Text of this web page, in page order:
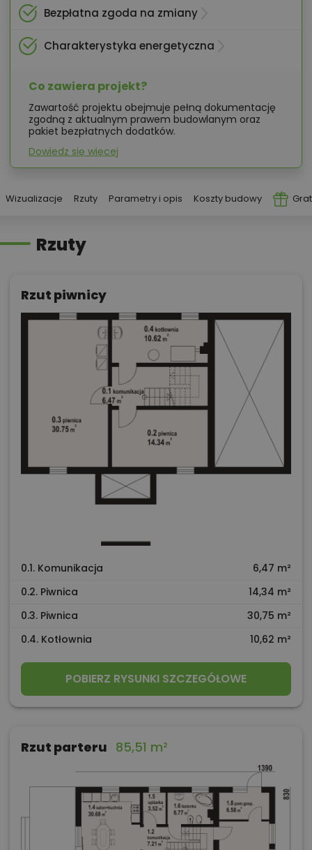
Bezpłatna zgoda na zmiany
Charakterystyka energetyczna
Co zawiera projekt?
Zawartość projektu obejmuje pełną dokumentację
zgodną z aktualnym prawem budowlanym oraz
pakiet bezpłatnych dodatków.
Dowiedz się więcej
Wizualizacje Rzuty Parametry i opis Koszty budowy
Rzuty
Rzut piwnicy
0.1. Komunikacja
6,47 m²
0.2. Piwnica
14,34 m²
0.3. Piwnica
30,75 m²
0.4. Kotłownia
10,62 m²
POBIERZ RYSUNKI SZCZEGÓŁOWE
Rzut parteru 85,51 m²